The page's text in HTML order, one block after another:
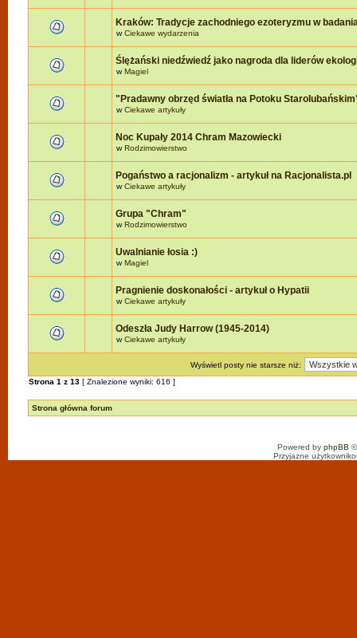
Kraków: Tradycje zachodniego ezoteryzmu w
wCiekawe wydarzenia
Ślężański niedźwiedź jako nagroda dla liderów
wMagiel
"Pradawny obrzęd światła na Potoku
wCiekawe artykuły
Noc Kupały 2014 Chram Mazowiecki
wRodzimowierstwo
Pogaństwo a racjonalizm - artykuł na Racjonalista.pl
wCiekawe artykuły
Grupa "Chram"
wRodzimowierstwo
Uwalnianie łosia :)
wMagiel
Pragnienie doskonałości - artykuł o Hypatii
wCiekawe artykuły
Odeszła Judy Harrow (1945-2014)
wCiekawe artykuły
Wyświetl posty nie starsze niż:
Strona 1 z 13 [ Znalezione wyniki: 616 ]
Strona główna forum
Powered by phpBB
Przyjazne